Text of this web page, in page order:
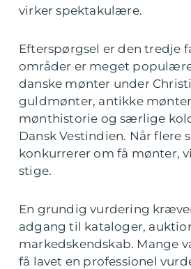
virker spektakulære.
Efterspørgsel er den tredje
områder er meget
danske mønter under
guldmønter, antikke
mønthistorie og særlige
Dansk Vestindien. Når flere
konkurrerer om få mønter,
stige.
En grundig vurdering
adgang til kataloger,
markedskendskab. Mange
få lavet en professionel